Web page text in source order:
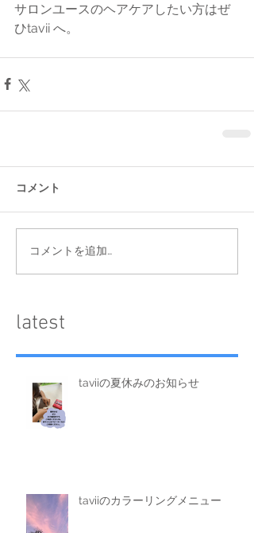
サロンユースのヘアケアしたい方はぜ
ひtavii へ。
コメント
コメントを追加…
​latest
taviiの夏休みのお知らせ
taviiのカラーリングメニュー